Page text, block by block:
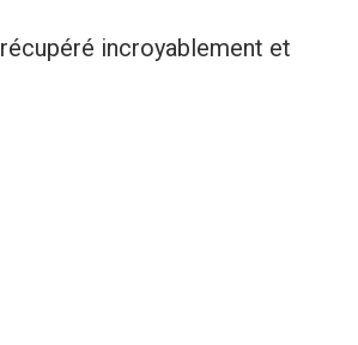
incroyablement et